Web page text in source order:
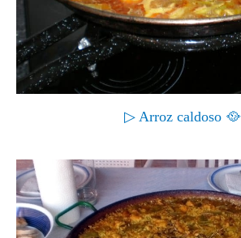
▷ Arroz caldoso 🥘